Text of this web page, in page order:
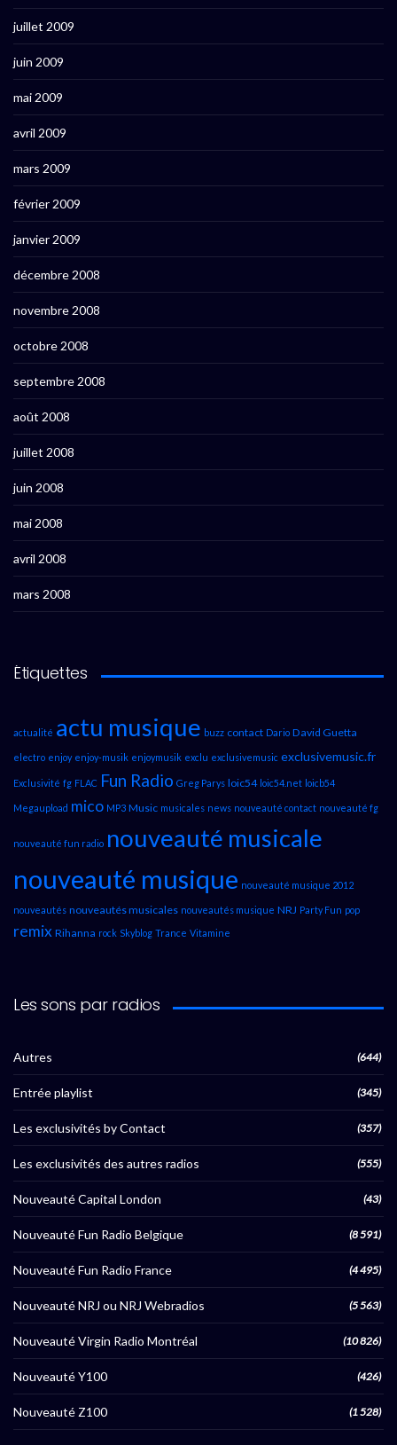
juillet 2009
juin 2009
mai 2009
avril 2009
mars 2009
février 2009
janvier 2009
décembre 2008
novembre 2008
octobre 2008
septembre 2008
août 2008
juillet 2008
juin 2008
mai 2008
avril 2008
mars 2008
Étiquettes
actualité actu musique buzz contact Dario David Guetta
electro enjoy enjoy-musik enjoymusik exclu exclusivemusic exclusivemusic.fr
Exclusivité fg FLAC Fun Radio Greg Parys loic54 loic54.net loicb54
Megaupload mico MP3 Music musicales news nouveauté contact nouveauté fg
nouveauté fun radio nouveauté musicale
nouveauté musique nouveauté musique 2012
nouveautés nouveautés musicales nouveautés musique NRJ Party Fun pop
remix Rihanna rock Skyblog Trance Vitamine
Les sons par radios
Autres (644)
Entrée playlist (345)
Les exclusivités by Contact (357)
Les exclusivités des autres radios (555)
Nouveauté Capital London (43)
Nouveauté Fun Radio Belgique (8 591)
Nouveauté Fun Radio France (4 495)
Nouveauté NRJ ou NRJ Webradios (5 563)
Nouveauté Virgin Radio Montréal (10 826)
Nouveauté Y100 (426)
Nouveauté Z100 (1 528)